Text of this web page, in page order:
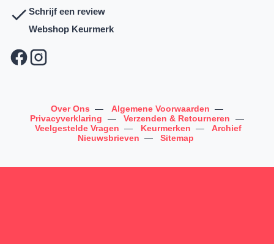
Schrijf een review
Webshop Keurmerk
Over Ons — Algemene Voorwaarden —
Privacyverklaring
— Verzenden & Retourneren
—
Veelgestelde Vragen — Keurmerken —
Archief
Nieuwsbrieven — Sitemap